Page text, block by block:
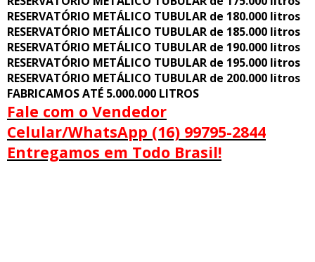
RESERVATÓRIO METÁLICO TUBULAR de 180.000 litros
RESERVATÓRIO METÁLICO TUBULAR de 185.000 litros
RESERVATÓRIO METÁLICO TUBULAR de 190.000 litros
RESERVATÓRIO METÁLICO TUBULAR de 195.000 litros
RESERVATÓRIO METÁLICO TUBULAR de 200.000 litros
FABRICAMOS ATÉ 5.000.000 LITROS
Fale com o Vendedor
Celular/WhatsApp (16) 99795-2844
Entregamos em Todo Brasil!